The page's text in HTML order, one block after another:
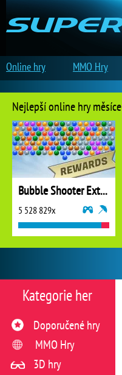
Kategorie her
Doporučené hry
MMO Hry
3D hry
Nejlepší online hry měsíce
Bubble Shooter Extreme
5 528 829x
Online hry MMO Hry